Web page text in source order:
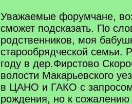
Уважаемые форумчане,
сможет подсказать. По
родственников, моя
старообрядческой семьи.
году в дер.Фирстово
волости Макарьевского
в ЦАНО и ГАКО с
рождения, но к сожалению